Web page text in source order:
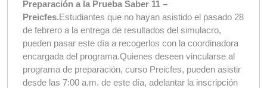
Preparación a la Prueba Saber 11 –
Preicfes.Estudiantes que no hayan asistido el pasado 28
de febrero a la entrega de resultados del simulacro,
pueden pasar este día a recogerlos con la coordinadora
encargada del programa.Quienes deseen vincularse al
programa de preparación, curso Preicfes, pueden asistir
desde las 7:00 a.m. de este día, adelantar la inscripción